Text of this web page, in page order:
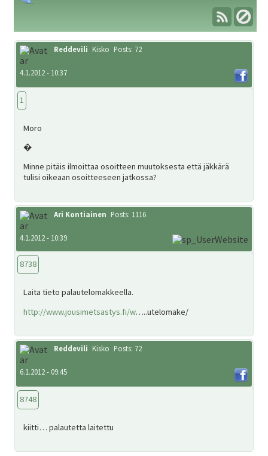
Materiaali
Forum
Jäsenyys
Palaute
Reddevili Kisko Posts: 72
4.1.2012 - 10:37
1
Moro
�
Minne pitäis ilmoittaa osoitteen muutoksesta että jäkkärä
tulisi oikeaan osoitteeseen jatkossa?
Ari Kontiainen Posts: 1116
4.1.2012 - 10:39
8738
Laita tieto palautelomakkeella.
http://www.jousimetsastys.fi/w…..utelomake/
Reddevili Kisko Posts: 72
6.1.2012 - 09:45
8748
kiitti… palautetta laitettu